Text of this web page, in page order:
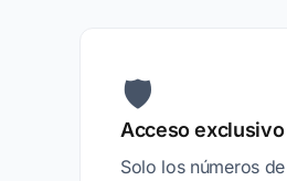
🛡️
Acceso exclusivo
Solo los números